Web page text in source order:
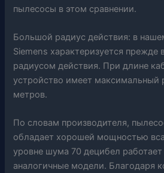
пылесосы в этом сравнении.
Большой радиус действия: в
Siemens характеризуется прежде
радиусом действия. При длине
устройство имеет максимальный
метров.
По словам производителя,
обладает хорошей мощностью
уровне шума 70 децибел
аналогичные модели. Благодаря